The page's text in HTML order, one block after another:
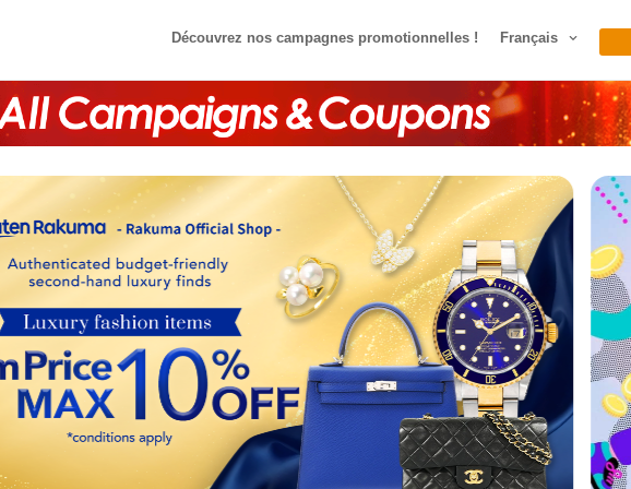
Découvrez nos campagnes promotionnelles ! Français